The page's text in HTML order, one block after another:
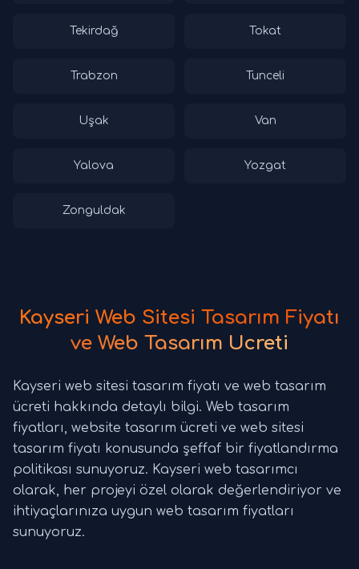
Tekirdağ Tokat
Trabzon Tunceli
Uşak Van
Yalova Yozgat
Zonguldak
Kayseri Web Sitesi Tasarım Fiyatı
ve Web Tasarım Ücreti
Kayseri web sitesi tasarım fiyatı ve web tasarım
ücreti hakkında detaylı bilgi. Web tasarım
fiyatları, website tasarım ücreti ve web sitesi
tasarım fiyatı konusunda şeffaf bir fiyatlandırma
politikası sunuyoruz. Kayseri web tasarımcı
olarak, her projeyi özel olarak değerlendiriyor ve
ihtiyaçlarınıza uygun web tasarım fiyatları
sunuyoruz.